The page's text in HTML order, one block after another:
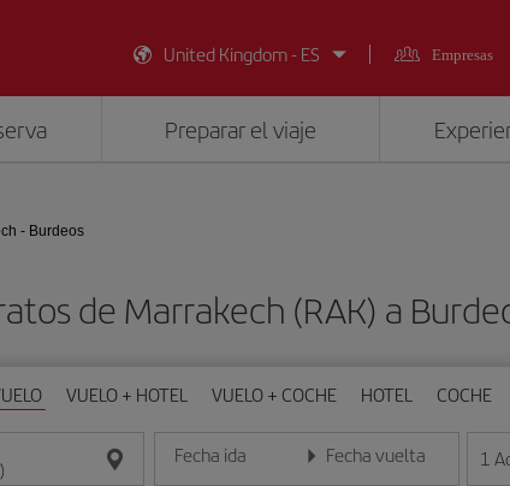
United Kingdom - ES
Empresas
Preparar el viaje
- Burdeos
de Marrakech (RAK) a
VUELO + HOTEL VUELO + COCHE HOTEL COCHE
Fecha ida
Introduce la fecha en formato día/mes/año
Fecha vuelta
Introduce la fecha en 1